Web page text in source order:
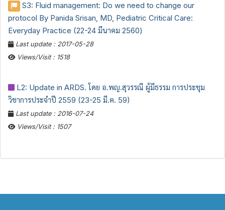
S3: Fluid management: Do we need to change our
protocol By Panida Srisan, MD, Pediatric Critical Care:
Everyday Practice (22-24 มีนาคม 2560)
Last update : 2017-05-28
Views/Visit : 1518
L2: Update in ARDS. โดย อ.พญ.สุวรรณี ผู้มีธรรม การประชุม
วิชาการประจำปี 2559 (23-25 มี.ค. 59)
Last update : 2016-07-24
Views/Visit : 1507